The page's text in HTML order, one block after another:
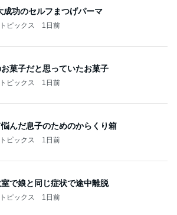
成功のセルフまつげパーマ
ピックス 1日前
お菓子だと思っていたお菓子
ピックス 1日前
んだ息子のためのからくり箱
ピックス 1日前
で娘と同じ症状で途中離脱
ピックス 1日前